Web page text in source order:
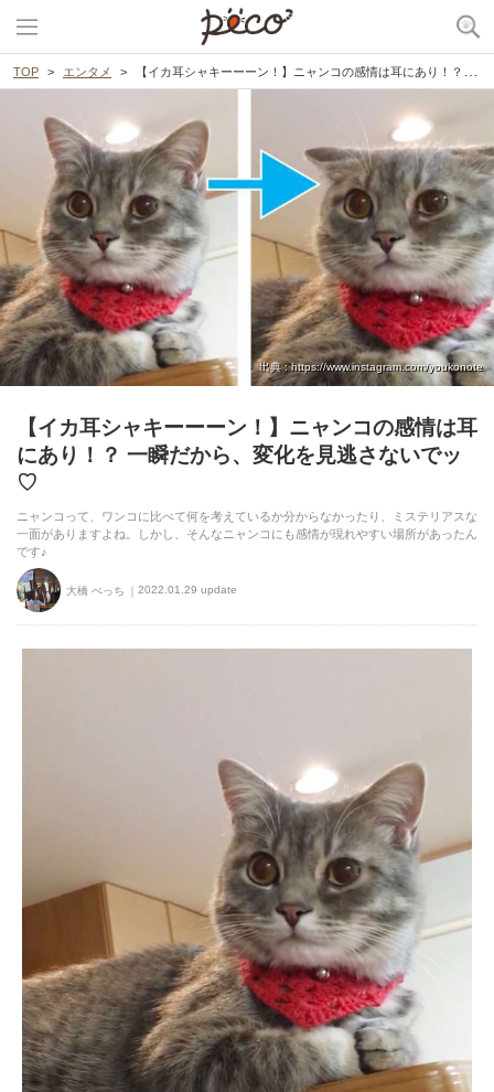
TOP エンタメ 【イカ耳シャキーーーン！】ニャンコの感情は耳にあり！？ 一瞬だから、変化を見逃さないでッ♡
出典 : https://www.instagram.com/youkonote
【イカ耳シャキーーーン！】ニャンコの感情は耳
にあり！？ 一瞬だから、変化を見逃さないでッ
♡
ニャンコって、ワンコに比べて何を考えているか分からなかったり、ミステリアスな
一面がありますよね。しかし、そんなニャンコにも感情が現れやすい場所があったん
です♪
大橋 ぺっち 2022.01.29 update